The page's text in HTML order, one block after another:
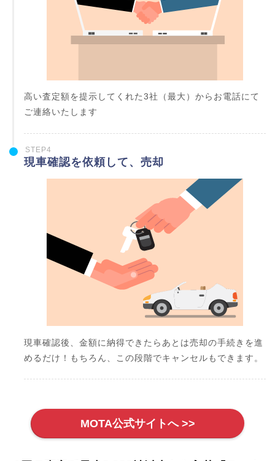
高い査定額を提示してくれた3社（最大）からお電話にて
ご連絡いたします
STEP4
現車確認を依頼して、売却
現車確認後、金額に納得できたらあとは売却の手続きを進
めるだけ！もちろん、この段階でキャンセルもできます。
MOTA公式サイトへ >>